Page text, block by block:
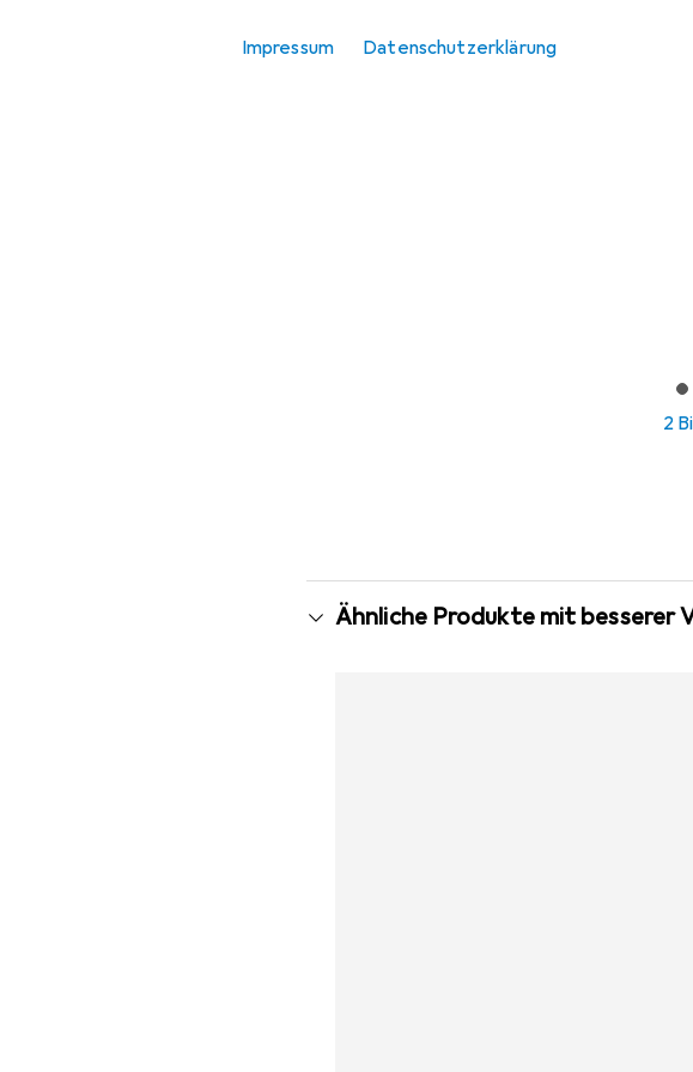
Impressum Datenschutzerklärung
2
Ähnliche Produkte mit besserer